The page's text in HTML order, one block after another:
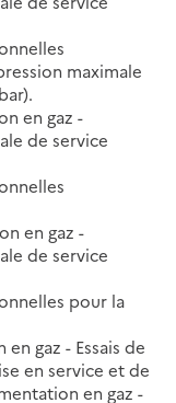
maximale
en gaz -
de service
en gaz -
de service
pour la
gaz - Essais de
en service et de
en gaz -